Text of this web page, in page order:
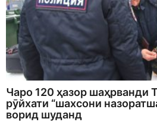
Чаро 120 ҳазор шаҳрванди
рӯйхати “шахсони
ворид шуданд